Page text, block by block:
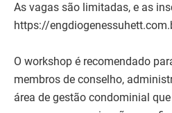
As vagas são limitadas, e as
https://
O workshop é recomendado
membros de conselho,
área de gestão condominial